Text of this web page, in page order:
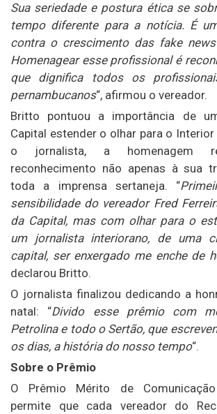
Sua seriedade e postura ética se
tempo diferente para a notícia. É
contra o crescimento das fake news
Homenagear esse profissional é
que dignifica todos os
pernambucanos“, afirmou o vereador.
Britto pontuou a importância de
Capital estender o olhar para o
o jornalista, a homenagem
reconhecimento não apenas à sua
toda a imprensa sertaneja. “
sensibilidade do vereador Fred
da Capital, mas com olhar para o
um jornalista interiorano, de uma
capital, ser enxergado me enche de
declarou Britto.
O jornalista finalizou dedicando a
natal: “Divido esse prêmio com
Petrolina e todo o Sertão, que
os dias, a história do nosso tempo“.
Sobre o Prêmio
O Prêmio Mérito de
permite que cada vereador do